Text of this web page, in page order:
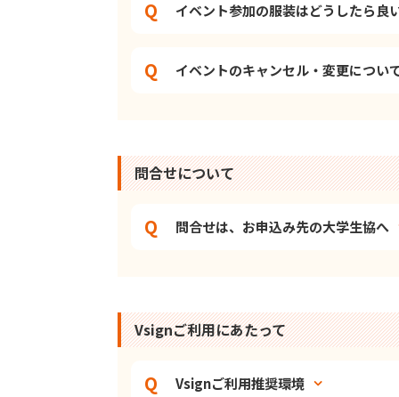
イベント参加の服装はどうしたら良
イベントのキャンセル・変更につい
問合せについて
問合せは、お申込み先の大学生協へ
Vsignご利用にあたって
Vsignご利用推奨環境